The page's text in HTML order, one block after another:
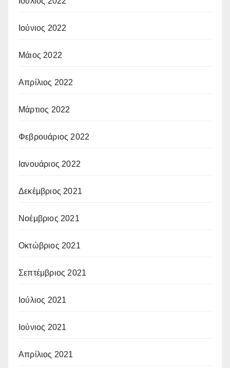
Ιούνιος 2022
Μάιος 2022
Απρίλιος 2022
Μάρτιος 2022
Φεβρουάριος 2022
Ιανουάριος 2022
Δεκέμβριος 2021
Νοέμβριος 2021
Οκτώβριος 2021
Σεπτέμβριος 2021
Ιούλιος 2021
Ιούνιος 2021
Απρίλιος 2021